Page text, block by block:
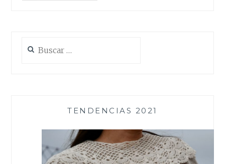
TENDENCIAS 2021